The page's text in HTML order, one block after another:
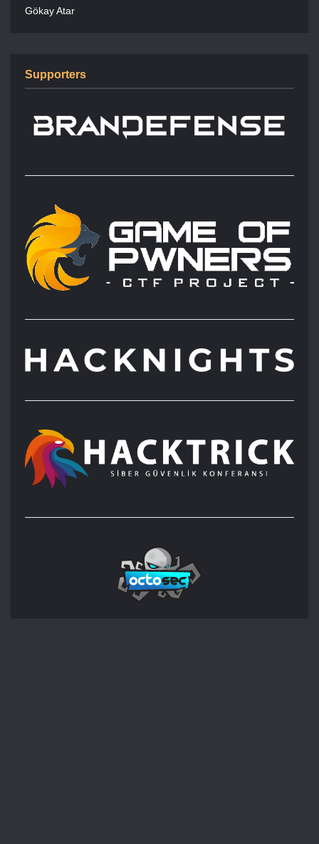
Gökay Atar
Supporters